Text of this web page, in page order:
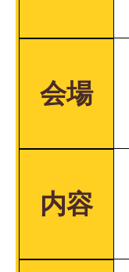
会場
内容